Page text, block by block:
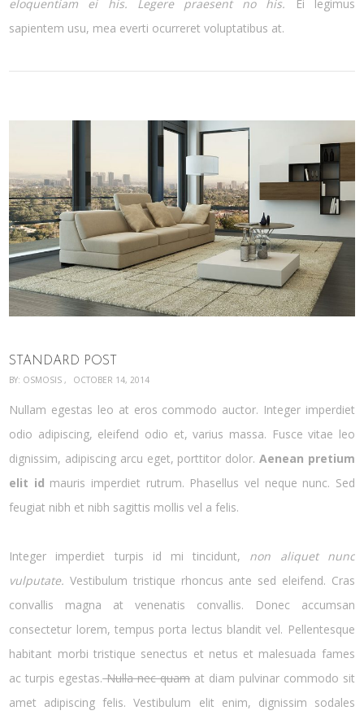
eloquentiam ei his. Legere praesent no his. Ei legimus
sapientem usu, mea everti ocurreret voluptatibus at.
STANDARD POST
BY: OSMOSIS OCTOBER 14, 2014
Nullam egestas leo at eros commodo auctor. Integer imperdiet
odio adipiscing, eleifend odio et, varius massa. Fusce vitae leo
dignissim, adipiscing arcu eget, porttitor dolor. Aenean pretium
elit id mauris imperdiet rutrum. Phasellus vel neque nunc. Sed
feugiat nibh et nibh sagittis mollis vel a felis.
Integer imperdiet turpis id mi tincidunt, non aliquet nunc
vulputate. Vestibulum tristique rhoncus ante sed eleifend. Cras
convallis magna at venenatis convallis. Donec accumsan
consectetur lorem, tempus porta lectus blandit vel. Pellentesque
habitant morbi tristique senectus et netus et malesuada fames
ac turpis egestas.Nulla nec quam at diam pulvinar commodo sit
amet adipiscing felis. Vestibulum elit enim, dignissim sodales